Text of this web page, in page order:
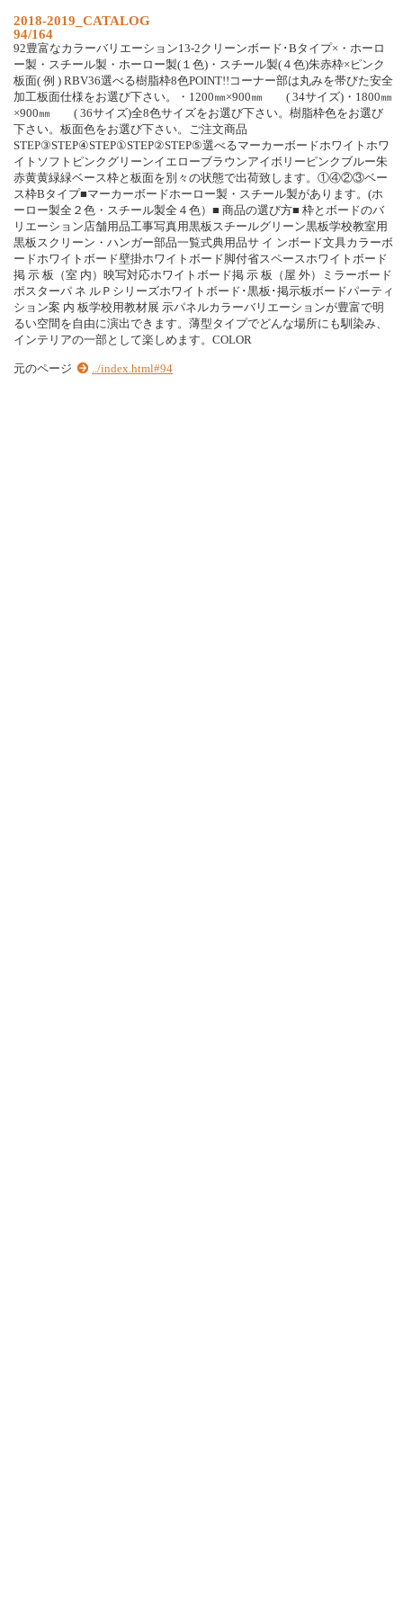
2018-2019_CATALOG
94/164
92豊富なカラーバリエーション13-2クリーンボード･Bタイプ×・ホーロ
ー製・スチール製・ホーロー製(１色)・スチール製(４色)朱赤枠×ピンク
板面( 例 ) RBV36選べる樹脂枠8色POINT!!コーナー部は丸みを帯びた安全
加工板面仕様をお選び下さい。・1200㎜×900㎜ ( 34サイズ)・1800㎜
×900㎜ ( 36サイズ)全8色サイズをお選び下さい。樹脂枠色をお選び
下さい。板面色をお選び下さい。ご注文商品
STEP③STEP④STEP①STEP②STEP⑤選べるマーカーボードホワイトホワ
イトソフトピンクグリーンイエローブラウンアイボリーピンクブルー朱
赤黄黄緑緑ベース枠と板面を別々の状態で出荷致します。①④②③ベー
ス枠Bタイプ■マーカーボードホーロー製・スチール製があります。(ホ
ーロー製全２色・スチール製全４色）■ 商品の選び方■ 枠とボードのバ
リエーション店舗用品工事写真用黒板スチールグリーン黒板学校教室用
黒板スクリーン・ハンガー部品一覧式典用品サ イ ンボード文具カラーボ
ードホワイトボード壁掛ホワイトボード脚付省スペースホワイトボード
掲 示 板（室 内）映写対応ホワイトボード掲 示 板（屋 外）ミラーボード
ポスターパ ネ ルＰシリーズホワイトボード･黒板･掲示板ボードパーティ
ション案 内 板学校用教材展 示パネルカラーバリエーションが豊富で明
るい空間を自由に演出できます。薄型タイプでどんな場所にも馴染み、
インテリアの一部として楽しめます。COLOR
元のページ ../index.html#94